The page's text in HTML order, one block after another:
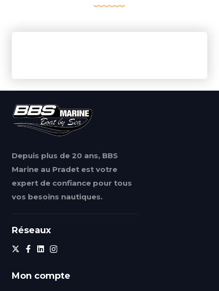
Depuis plus de 20 ans, BBS
Marine au Pradet est votre
expert de confiance pour tous
vos besoins nautiques.
Réseaux
Mon compte